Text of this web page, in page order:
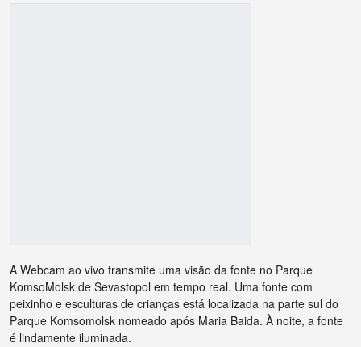
A Webcam ao vivo transmite uma visão da fonte no Parque
KomsoMolsk de Sevastopol em tempo real. Uma fonte com
peixinho e esculturas de crianças está localizada na parte sul do
Parque Komsomolsk nomeado após Maria Baida. À noite, a fonte
é lindamente iluminada.